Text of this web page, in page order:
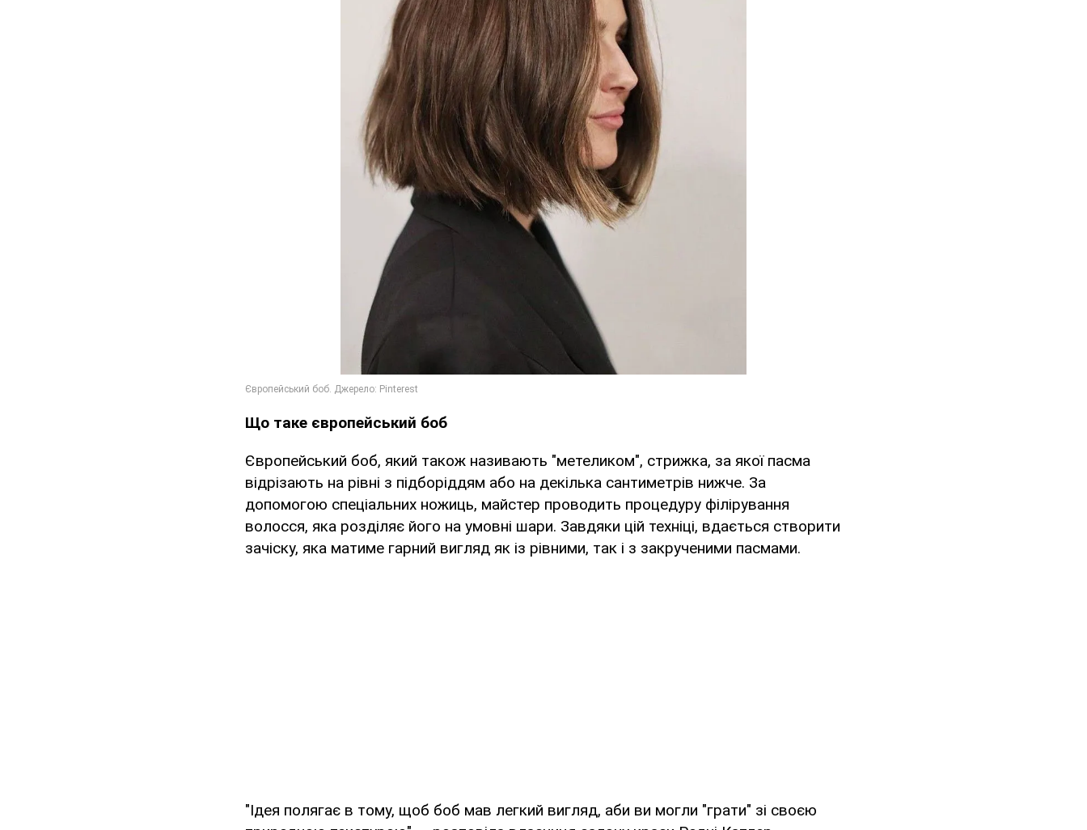
Що таке європейський боб
Європейський боб, який також називають "метеликом", стрижка, за якої пасма
відрізають на рівні з підборіддям або на декілька сантиметрів нижче. За
допомогою спеціальних ножиць, майстер проводить процедуру філірування
волосся, яка розділяє його на умовні шари. Завдяки цій техніці, вдається створити
зачіску, яка матиме гарний вигляд як із рівними, так і з закрученими пасмами.
"Ідея полягає в тому, щоб боб мав легкий вигляд, аби ви могли "грати" зі своєю